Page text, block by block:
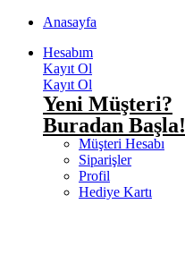
Anasayfa
Hesabım
Kayıt Ol
Kayıt Ol
Yeni Müşteri?
Buradan Başla!
Müşteri Hesabı
Siparişler
Profil
Hediye Kartı